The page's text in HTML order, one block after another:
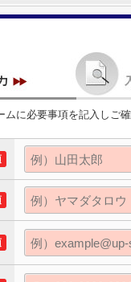
ムに必要事項を記入しご